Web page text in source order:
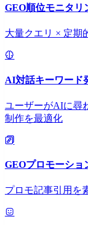
GEO順位モニタリ
大量クエリ × 定期
AI対話キーワード
ユーザーがAIに尋
制作を最適化
GEOプロモーショ
プロモ記事引用を